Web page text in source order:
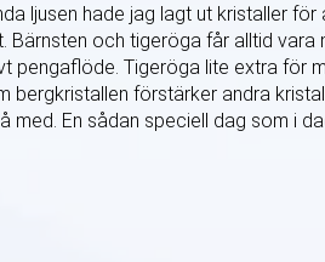
ljusen hade jag lagt ut kristaller för
Bärnsten och tigeröga får alltid
pengaflöde. Tigeröga lite extra för
bergkristallen förstärker andra
En sådan speciell dag som i